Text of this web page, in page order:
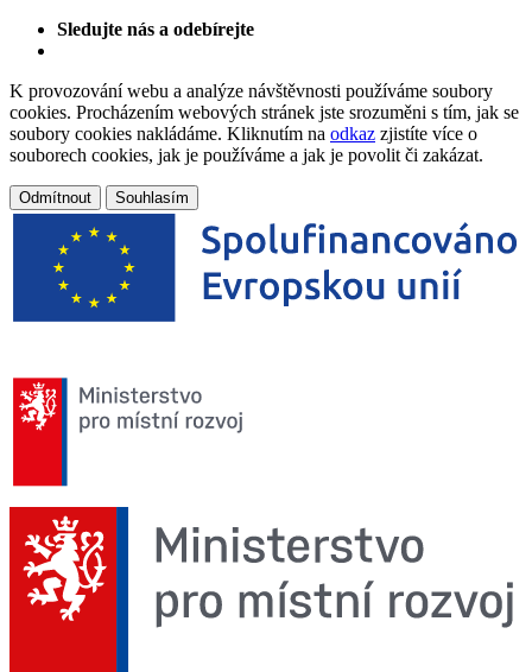
Sledujte nás a odebírejte
K provozování webu a analýze návštěvnosti používáme soubory
cookies. Procházením webových stránek jste srozuměni s tím, jak se
soubory cookies nakládáme. Kliknutím na odkaz zjistíte více o
souborech cookies, jak je používáme a jak je povolit či zakázat.
Odmítnout Souhlasím